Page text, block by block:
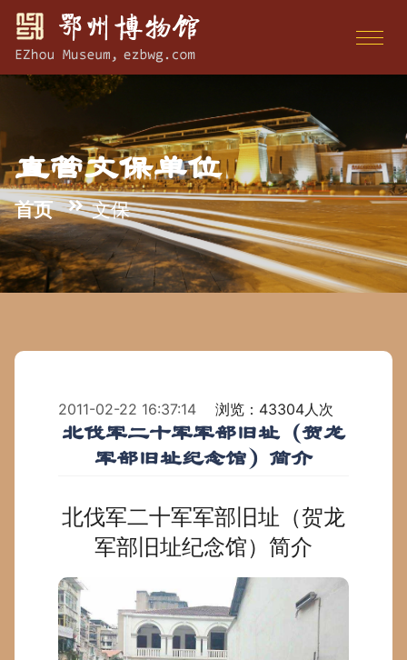
直管文保单位
首页 文保
2011-02-22 16:37:14 浏览：43304人次
北伐军二十军军部旧址（贺龙
军部旧址纪念馆）简介
北伐军二十军军部旧址（贺龙
军部旧址纪念馆） 简介